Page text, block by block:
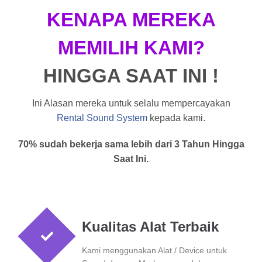
KENAPA MEREKA
MEMILIH KAMI?
HINGGA SAAT INI !
Ini Alasan mereka untuk selalu mempercayakan
Rental Sound System kepada kami.
70% sudah bekerja sama lebih dari 3 Tahun Hingga
Saat Ini.
Kualitas Alat Terbaik
Kami menggunakan Alat / Device untuk